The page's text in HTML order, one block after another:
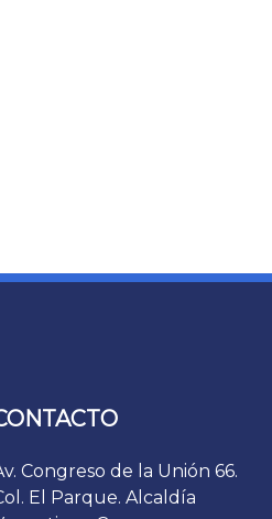
Congreso de la Unión 66.
El Parque. Alcaldía